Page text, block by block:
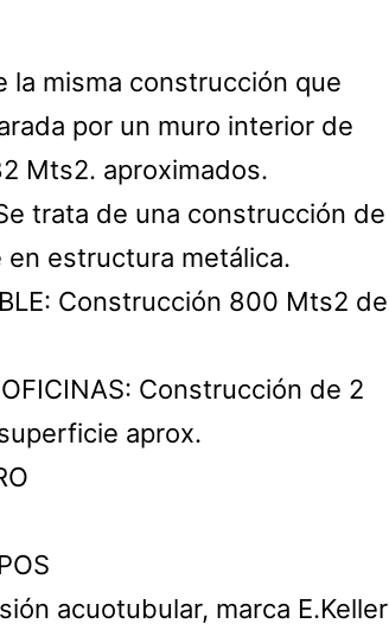
la misma construcción que
por un muro interior de
Mts2. aproximados.
trata de una construcción de
estructura metálica.
Construcción 800 Mts2 de
Construcción de 2
aprox.
acuotubular, marca E.Keller